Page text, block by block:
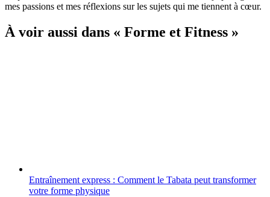
mes passions et mes réflexions sur les sujets qui me tiennent à cœur.
À voir aussi dans « Forme et Fitness »
Entraînement express : Comment le Tabata peut transformer
votre forme physique